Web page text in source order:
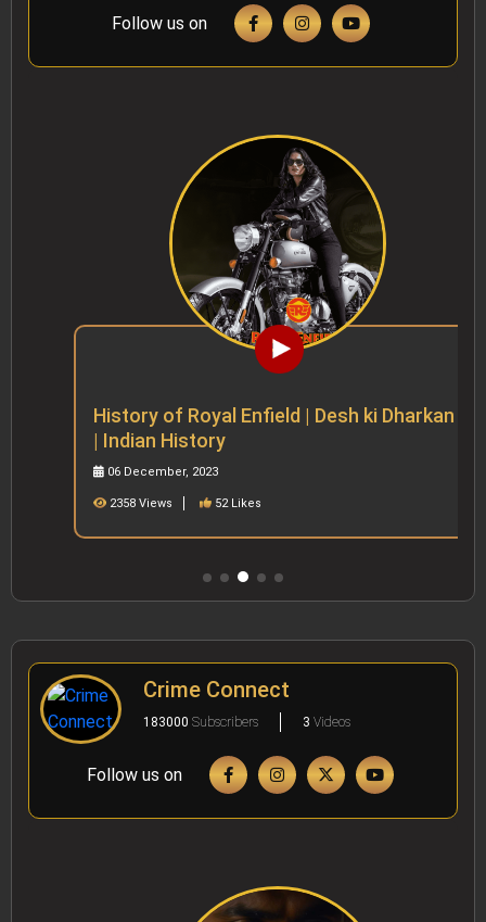
Follow us on
History of Royal Enfield | Desh ki Dharkan
| Indian History
06 December, 2023
2358 Views 52 Likes
Crime Connect
183000 Subscribers 3 Videos
Follow us on